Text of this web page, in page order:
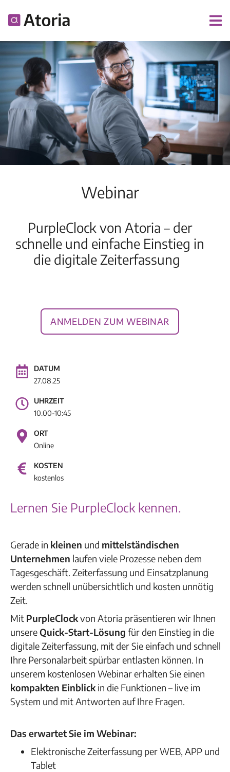
Webinar
PurpleClock von Atoria – der
schnelle und einfache Einstieg in
die digitale Zeiterfassung
Anmelden zum Webinar
DATUM
27.08.25
UHRZEIT
10.00-10:45
ORT
Online
KOSTEN
kostenlos
Lernen Sie PurpleClock kennen.
Gerade in kleinen und mittelständischen
Unternehmen laufen viele Prozesse neben dem
Tagesgeschäft. Zeiterfassung und Einsatzplanung
werden schnell unübersichtlich und kosten unnötig
Zeit.
Mit PurpleClockvon Atoria präsentieren wir Ihnen
unsereQuick-Start-Lösung für den Einstieg in die
digitale Zeiterfassung, mit der Sie einfach und schnell
Ihre Personalarbeit spürbar entlasten können. In
unserem kostenlosen Webinar erhalten Sie einen
kompakten Einblick in die Funktionen – live im
System und mit Antworten auf Ihre Fragen.
Das erwartet Sie im Webinar:
Elektronische Zeiterfassung per WEB, APP und
Tablet